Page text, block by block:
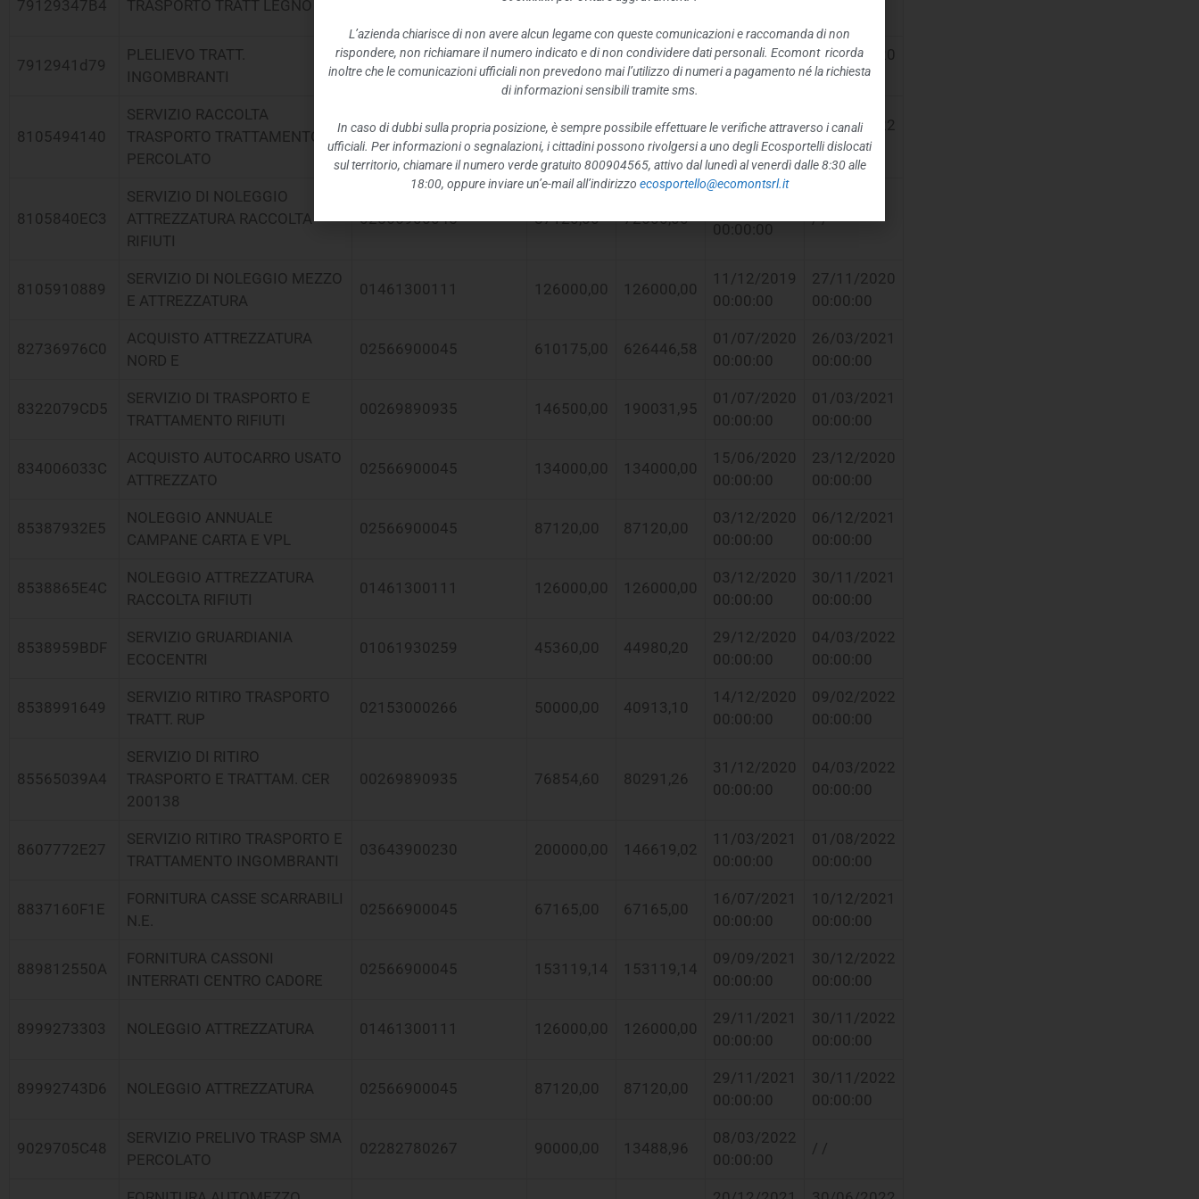
79129347B4 TRASPORTO TRATT LEGNO 50000,00 52871,04
7912941d79
PLELIEVO TRATT.
INGOMBRANTI
00269890935 150000,00 129831,55
22/07/2019
00:00:00
31/07/2020
00:00:00
8105494140
SERVIZIO RACCOLTA
TRASPORTO TRATTAMENTO
PERCOLATO
02282780267 120329,76 82986,23
10/01/2020
00:00:00
09/02/2022
00:00:00
8105840EC3
SERVIZIO DI NOLEGGIO
ATTREZZATURA RACCOLTA
RIFIUTI
02566900045 87120,00 72600,00
00:00:00
/ /
8105910889
SERVIZIO DI NOLEGGIO MEZZO
E ATTREZZATURA
01461300111 126000,00 126000,00
11/12/2019
00:00:00
27/11/2020
00:00:00
82736976C0
ACQUISTO ATTREZZATURA
NORD E
02566900045 610175,00 626446,58
01/07/2020
00:00:00
26/03/2021
00:00:00
8322079CD5
SERVIZIO DI TRASPORTO E
TRATTAMENTO RIFIUTI
00269890935 146500,00 190031,95
01/07/2020
00:00:00
01/03/2021
00:00:00
834006033C
ACQUISTO AUTOCARRO USATO
ATTREZZATO
02566900045 134000,00 134000,00
15/06/2020
00:00:00
23/12/2020
00:00:00
85387932E5
NOLEGGIO ANNUALE
CAMPANE CARTA E VPL
02566900045 87120,00 87120,00
03/12/2020
00:00:00
06/12/2021
00:00:00
8538865E4C
NOLEGGIO ATTREZZATURA
RACCOLTA RIFIUTI
01461300111 126000,00 126000,00
03/12/2020
00:00:00
30/11/2021
00:00:00
8538959BDF
SERVIZIO GRUARDIANIA
ECOCENTRI
01061930259 45360,00 44980,20
29/12/2020
00:00:00
04/03/2022
00:00:00
8538991649
SERVIZIO RITIRO TRASPORTO
TRATT. RUP
02153000266 50000,00 40913,10
14/12/2020
00:00:00
09/02/2022
00:00:00
85565039A4
SERVIZIO DI RITIRO
TRASPORTO E TRATTAM. CER
200138
00269890935 76854,60 80291,26
31/12/2020
00:00:00
04/03/2022
00:00:00
8607772E27
SERVIZIO RITIRO TRASPORTO E
TRATTAMENTO INGOMBRANTI
03643900230 200000,00 146619,02
11/03/2021
00:00:00
01/08/2022
00:00:00
8837160F1E
FORNITURA CASSE SCARRABILI
N.E.
02566900045 67165,00 67165,00
16/07/2021
00:00:00
10/12/2021
00:00:00
889812550A
FORNITURA CASSONI
INTERRATI CENTRO CADORE
02566900045 153119,14 153119,14
09/09/2021
00:00:00
30/12/2022
00:00:00
8999273303 NOLEGGIO ATTREZZATURA 01461300111 126000,00 126000,00
29/11/2021
00:00:00
30/11/2022
00:00:00
89992743D6 NOLEGGIO ATTREZZATURA 02566900045 87120,00 87120,00
29/11/2021
00:00:00
30/11/2022
00:00:00
9029705C48
SERVIZIO PRELIVO TRASP SMA
PERCOLATO
02282780267 90000,00 13488,96
08/03/2022
00:00:00
/ /
L’azienda chiarisce di non avere alcun legame con queste comunicazioni e raccomanda di non
rispondere, non richiamare il numero indicato e di non condividere dati personali. Ecomont ricorda
inoltre che le comunicazioni ufficiali non prevedono mai l’utilizzo di numeri a pagamento né la richiesta
di informazioni sensibili tramite sms.
In caso di dubbi sulla propria posizione, è sempre possibile effettuare le verifiche attraverso i canali
ufficiali. Per informazioni o segnalazioni, i cittadini possono rivolgersi a uno degli Ecosportelli dislocati
sul territorio, chiamare il numero verde gratuito 800904565, attivo dal lunedì al venerdì dalle 8:30 alle
18:00, oppure inviare un’e-mail all’indirizzo ecosportello@ecomontsrl.it